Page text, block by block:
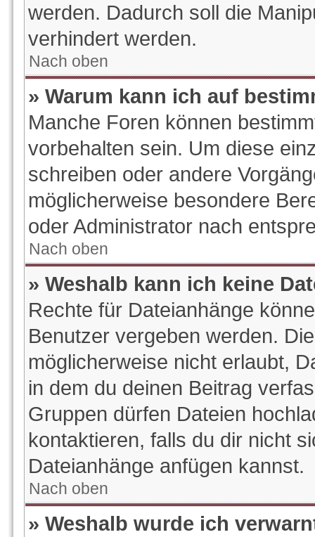
werden. Dadurch soll die
verhindert werden.
Nach oben
» Warum kann ich auf
Manche Foren können
vorbehalten sein. Um diese
schreiben oder andere
möglicherweise besondere
oder Administrator nach
Nach oben
» Weshalb kann ich keine
Rechte für Dateianhänge
Benutzer vergeben werden.
möglicherweise nicht erlaubt,
in dem du deinen Beitrag
Gruppen dürfen Dateien
kontaktieren, falls du dir nicht
Dateianhänge anfügen kannst.
Nach oben
» Weshalb wurde ich